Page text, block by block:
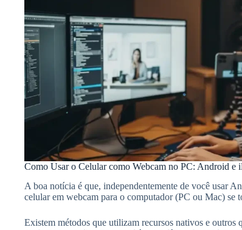
Como Usar o Celular como Webcam no PC: Android e
A boa notícia é que, independentemente de você usar
celular em webcam para o computador (PC ou Mac) se
Existem métodos que utilizam recursos nativos e outros